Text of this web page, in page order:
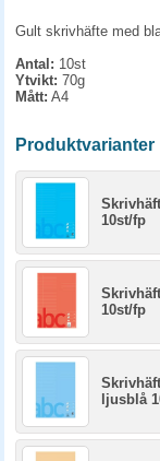
Gult skrivhäfte med
Antal: 10st
Ytvikt: 70g
Mått: A4
Produktvarianter
10st/fp
10st/fp
ljusblå